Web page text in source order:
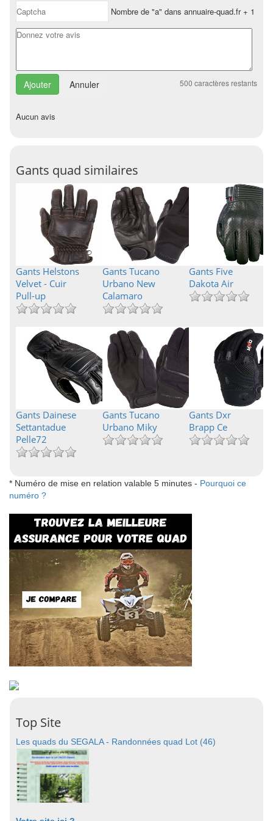
Nombre de "a" dans annuaire-quad.fr + 1
Annuler 500 caractères restants
Aucun avis
Gants quad similaires
Gants Helstons
Velvet - Cuir
Pull-up
Gants Tucano
Urbano New
Calamaro
Gants Five
Dakota Air
Gants Dainese
Settantadue
Pelle72
Gants Tucano
Urbano Miky
Gants Dxr
Brapp Ce
* Numéro de mise en relation valable 5 minutes - Pourquoi ce
numéro ?
Top Site
Les quads du SEGALA - Randonnées quad Lot (46)